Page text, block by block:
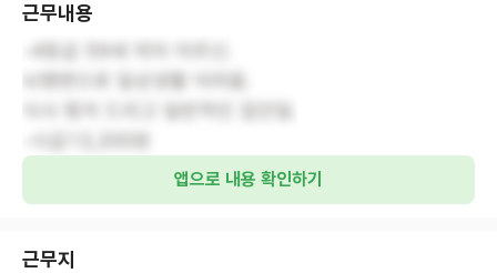
근무내용
앱으로 내용 확인하기
근무지